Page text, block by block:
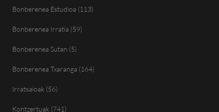
Bonberenea Estudioa (113)
Bonberenea Irratia (59)
Bonberenea Sutan (5)
Bonberenea Txaranga (164)
Irratsaioak (56)
Kontzertuak (741)